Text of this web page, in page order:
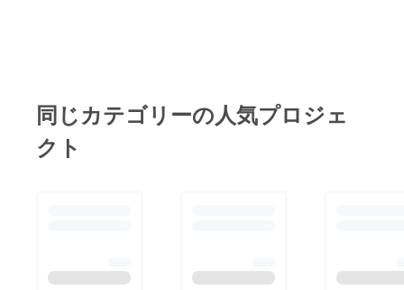
同じカテゴリーの人気プロジェ
クト